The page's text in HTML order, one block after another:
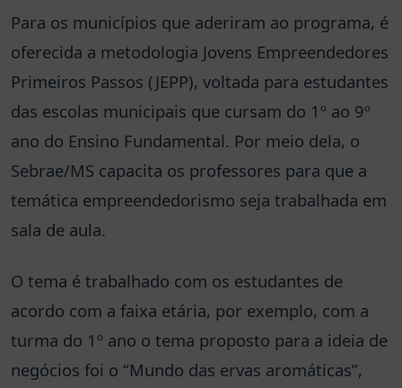
Para os municípios que aderiram ao programa, é
oferecida a metodologia Jovens Empreendedores
Primeiros Passos (JEPP), voltada para estudantes
das escolas municipais que cursam do 1º ao 9º
ano do Ensino Fundamental. Por meio dela, o
Sebrae/MS capacita os professores para que a
temática empreendedorismo seja trabalhada em
sala de aula.
O tema é trabalhado com os estudantes de
acordo com a faixa etária, por exemplo, com a
turma do 1º ano o tema proposto para a ideia de
negócios foi o “Mundo das ervas aromáticas”,